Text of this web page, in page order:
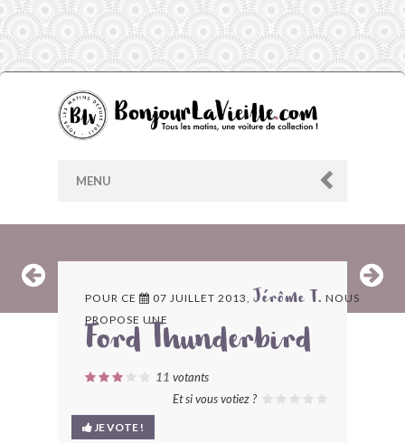
MENU
ARCHIVES
LES CONTRIBUTEURS
LE BLOG
POUR CE 07 JUILLET 2013, Jérôme T. NOUS
PROPOSE UNE
Ford Thunderbird
11 votants
Et si vous votiez ?
JE VOTE !